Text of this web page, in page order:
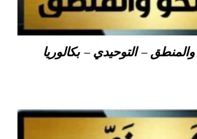
– التوحيدي – بكالوريا